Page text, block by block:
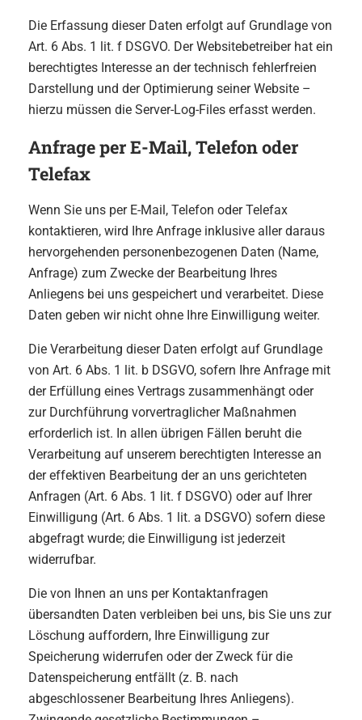
Die Erfassung dieser Daten erfolgt auf Grundlage von
Art. 6 Abs. 1 lit. f DSGVO. Der Websitebetreiber hat ein
berechtigtes Interesse an der technisch fehlerfreien
Darstellung und der Optimierung seiner Website –
hierzu müssen die Server-Log-Files erfasst werden.
Anfrage per E-Mail, Telefon oder
Telefax
Wenn Sie uns per E-Mail, Telefon oder Telefax
kontaktieren, wird Ihre Anfrage inklusive aller daraus
hervorgehenden personenbezogenen Daten (Name,
Anfrage) zum Zwecke der Bearbeitung Ihres
Anliegens bei uns gespeichert und verarbeitet. Diese
Daten geben wir nicht ohne Ihre Einwilligung weiter.
Die Verarbeitung dieser Daten erfolgt auf Grundlage
von Art. 6 Abs. 1 lit. b DSGVO, sofern Ihre Anfrage mit
der Erfüllung eines Vertrags zusammenhängt oder
zur Durchführung vorvertraglicher Maßnahmen
erforderlich ist. In allen übrigen Fällen beruht die
Verarbeitung auf unserem berechtigten Interesse an
der effektiven Bearbeitung der an uns gerichteten
Anfragen (Art. 6 Abs. 1 lit. f DSGVO) oder auf Ihrer
Einwilligung (Art. 6 Abs. 1 lit. a DSGVO) sofern diese
abgefragt wurde; die Einwilligung ist jederzeit
widerrufbar.
Die von Ihnen an uns per Kontaktanfragen
übersandten Daten verbleiben bei uns, bis Sie uns zur
Löschung auffordern, Ihre Einwilligung zur
Speicherung widerrufen oder der Zweck für die
Datenspeicherung entfällt (z. B. nach
abgeschlossener Bearbeitung Ihres Anliegens).